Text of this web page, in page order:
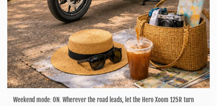
Weekend mode: ON. Wherever the road leads, let the Hero Xoom 125R turn